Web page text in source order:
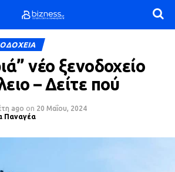
νέο ξενοδοχείο
– Δείτε πού
ago on 20 Μαΐου, 2024
Παναγέα